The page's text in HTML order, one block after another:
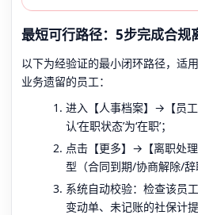
最短可行路径：5步完成合规
以下为经验证的最小闭环路径，适
业务遗留的员工：
进入【人事档案】→【员
认‘在职状态’为‘在职’；
点击【更多】→【离职处
型（合同到期/协商解除/辞
系统自动校验：检查该员
变动单、未记账的社保计